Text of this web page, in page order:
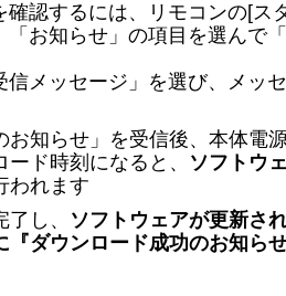
確認するには、リモコンの[ス
「お知らせ」の項目を選んで
信メッセージ」を選び、メッ
お知らせ」を受信後、本体電
ド時刻になると、 ソフトウ
われます
し、 ソフトウェアが更新さ
『ダウンロード成功のお知ら